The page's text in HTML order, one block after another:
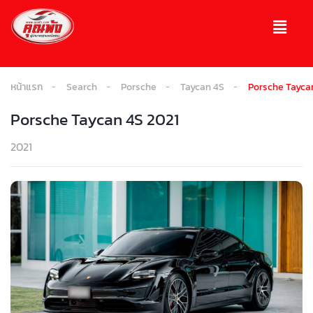
หน้าแรก Search Porsche Taycan 4S Porsche
Porsche Taycan 4S 2021
2021